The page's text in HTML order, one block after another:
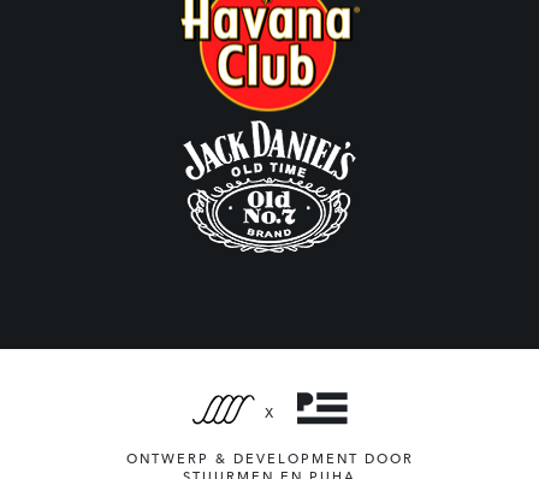
X
ONTWERP & DEVELOPMENT DOOR